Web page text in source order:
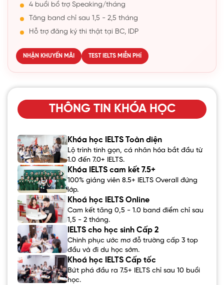
4 buổi bổ trợ Speaking/tháng
Tăng band chỉ sau 1,5 - 2,5 tháng
Hỗ trợ đăng ký thi thật tại BC, IDP
NHẬN KHUYẾN MÃI TEST IELTS MIỄN PHÍ
THÔNG TIN KHÓA HỌC
Khóa học IELTS Toàn diện
Lộ trình tinh gọn, cá nhân hóa bắt đầu từ
1.0 đến 7.0+ IELTS.
Khóa IELTS cam kết 7.5+
100% giảng viên 8.5+ IELTS Overall đứng
lớp.
Khoá học IELTS Online
Cam kết tăng 0,5 - 1.0 band điểm chỉ sau
1,5 - 2 tháng.
IELTS cho học sinh Cấp 2
Chinh phục ước mơ đỗ trường cấp 3 top
đầu và đi du học sớm.
Khoá học IELTS Cấp tốc
Bứt phá đầu ra 7.5+ IELTS chỉ sau 10 buổi
học.